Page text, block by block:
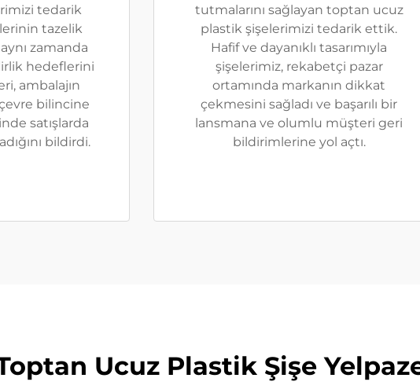
tedarik
tazelik
zamanda
hedeflerini
ambalajın
bilincine
satışlarda
bildirdi.
tutmalarını sağlayan toptan ucuz
plastik şişelerimizi tedarik ettik.
Hafif ve dayanıklı tasarımıyla
şişelerimiz, rekabetçi pazar
ortamında markanın dikkat
çekmesini sağladı ve başarılı bir
lansmana ve olumlu müşteri geri
bildirimlerine yol açtı.
Ucuz Plastik Şişe